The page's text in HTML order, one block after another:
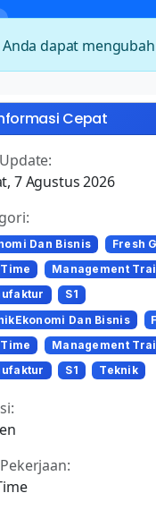
Cepat
7 Agustus 2026
Dan Bisnis
Fresh
Management
S1
Dan Bisnis
Management
S1 Teknik
dapat